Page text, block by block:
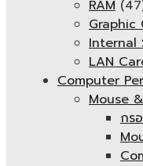
RAM
Graphic
Internal
LAN
Computer
Mouse
กร